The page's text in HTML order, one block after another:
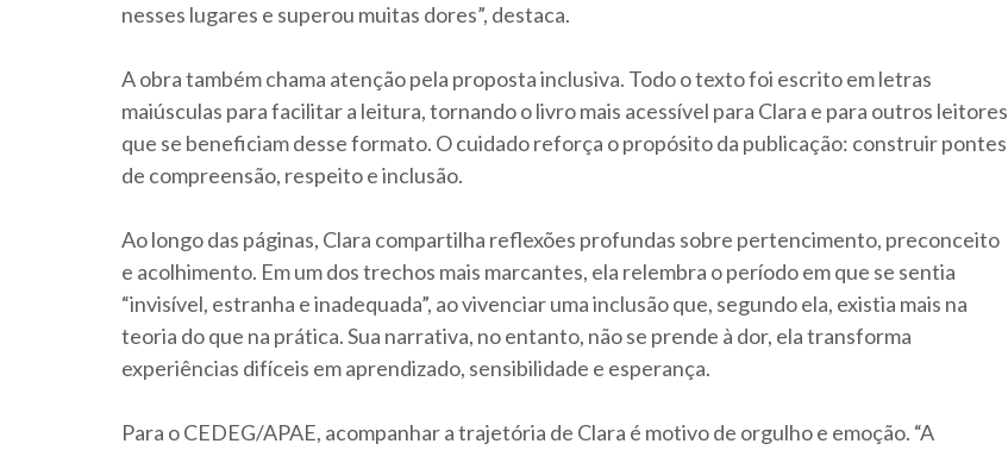
nesses lugares e superou muitas dores”, destaca.
A obra também chama atenção pela proposta inclusiva. Todo o texto foi escrito em letras
maiúsculas para facilitar a leitura, tornando o livro mais acessível para Clara e para outros leitores
que se beneficiam desse formato. O cuidado reforça o propósito da publicação: construir pontes
de compreensão, respeito e inclusão.
Ao longo das páginas, Clara compartilha reflexões profundas sobre pertencimento, preconceito
e acolhimento. Em um dos trechos mais marcantes, ela relembra o período em que se sentia
“invisível, estranha e inadequada”, ao vivenciar uma inclusão que, segundo ela, existia mais na
teoria do que na prática. Sua narrativa, no entanto, não se prende à dor, ela transforma
experiências difíceis em aprendizado, sensibilidade e esperança.
Para o CEDEG/APAE, acompanhar a trajetória de Clara é motivo de orgulho e emoção. “A